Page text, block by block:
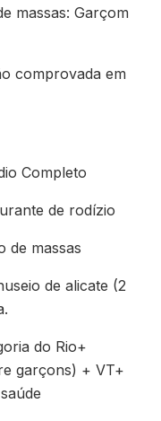
massas: Garçom
comprovada em
Completo
de rodízio
de massas
de alicate (2
do Rio+
garçons) + VT+